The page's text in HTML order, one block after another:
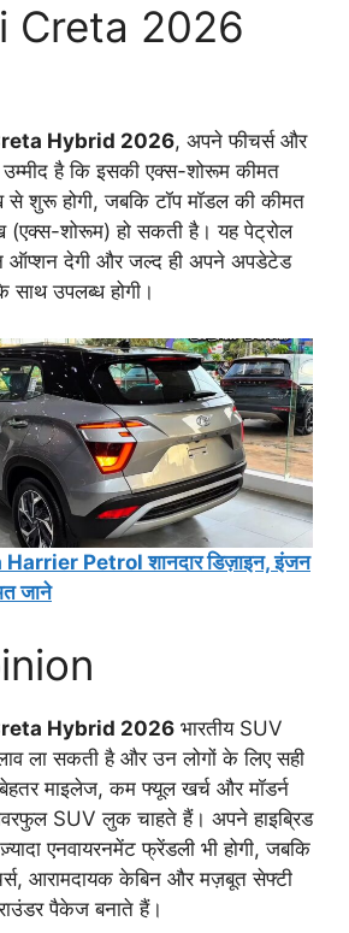
Creta 2026
Hybrid 2026, अपने फीचर्स और
है कि इसकी एक्स-शोरूम कीमत
शुरू होगी, जबकि टॉप मॉडल की कीमत
शोरूम) हो सकती है। यह पेट्रोल
ऑप्शन देगी और जल्द ही अपने अपडेटेड
साथ उपलब्ध होगी।
Petrol शानदार डिज़ाइन, इंजन
जाने
Hybrid 2026 भारतीय SUV
ला सकती है और उन लोगों के लिए सही
माइलेज, कम फ्यूल खर्च और मॉडर्न
SUV लुक चाहते हैं। अपने हाइब्रिड
एनवायरनमेंट फ्रेंडली भी होगी, जबकि
आरामदायक केबिन और मज़बूत सेफ्टी
पैकेज बनाते हैं।